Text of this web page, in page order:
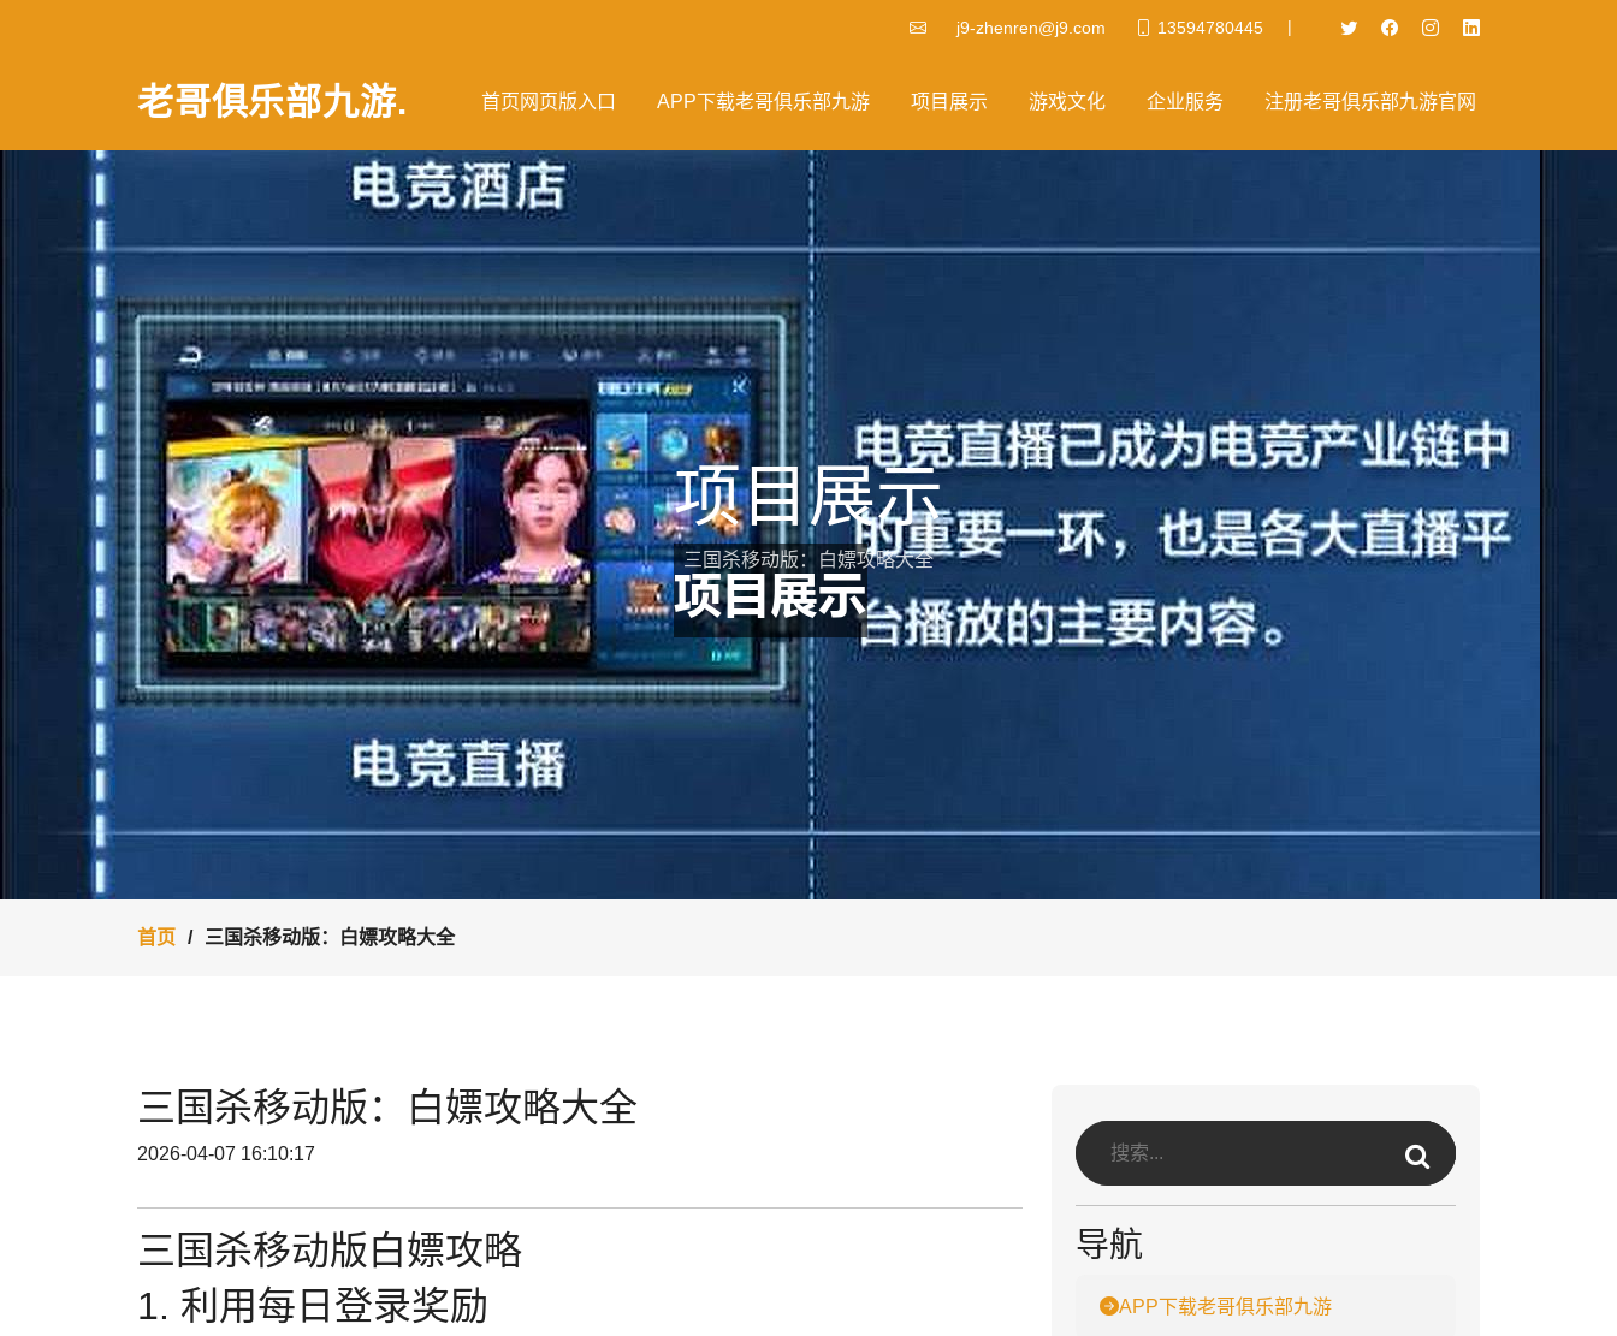
j9-zhenren@j9.com 13594780445 |
老哥俱乐部九游. 首页网页版入口 APP下载老哥俱乐部九游 项目展示 游戏文化 企业服务 注册老哥俱乐部九游官网
项目展示
三国杀移动版：白嫖攻略大全
首页 三国杀移动版：白嫖攻略大全
三国杀移动版：白嫖攻略大全
2026-04-07 16:10:17
三国杀移动版白嫖攻略
1. 利用每日登录奖励
导航
APP下载老哥俱乐部九游